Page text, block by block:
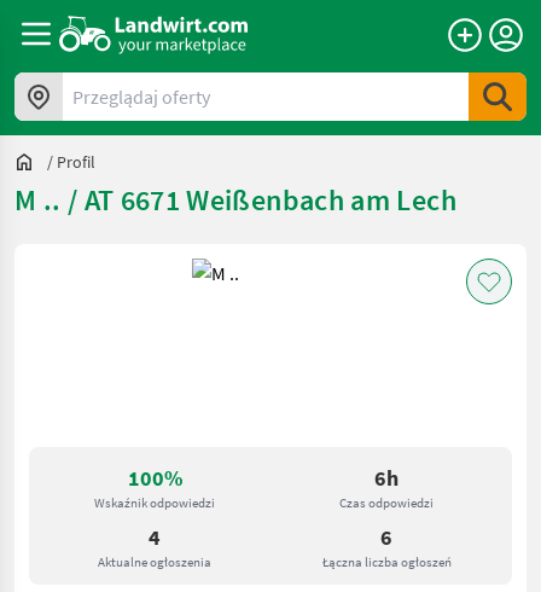
Przeglądaj oferty
/ Profil
M .. / AT 6671 Weißenbach am Lech
100%
Wskaźnik odpowiedzi
6h
Czas odpowiedzi
4
Aktualne ogłoszenia
6
Łączna liczba ogłoszeń